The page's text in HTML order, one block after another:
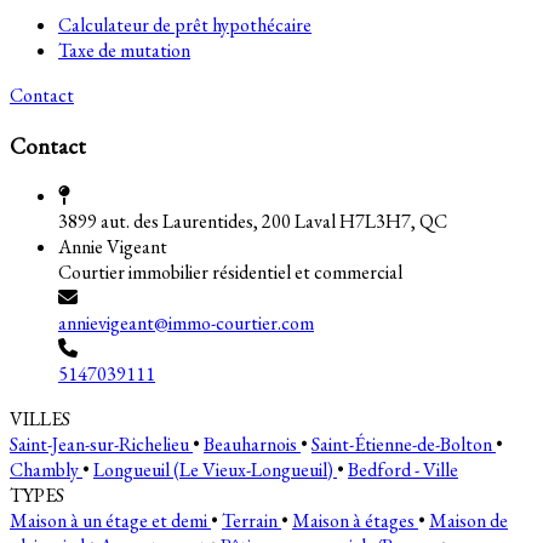
Calculateur de prêt hypothécaire
Taxe de mutation
Contact
Contact
3899 aut. des Laurentides, 200 Laval H7L3H7, QC
Annie Vigeant
Courtier immobilier résidentiel et commercial
annievigeant@immo-courtier.com
5147039111
VILLES
Saint-Jean-sur-Richelieu•Beauharnois •Saint-Étienne-de-Bolton•
Chambly•Longueuil (Le Vieux-Longueuil) •Bedford - Ville
TYPES
Maison à un étage et demi•Terrain•Maison à étages •Maison de